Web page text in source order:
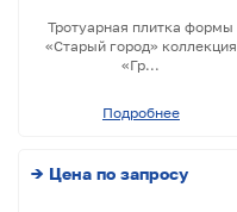
Тротуарная плитка формы
«Старый город» коллекция
«Гр...
Подробнее
→ Цена по запросу